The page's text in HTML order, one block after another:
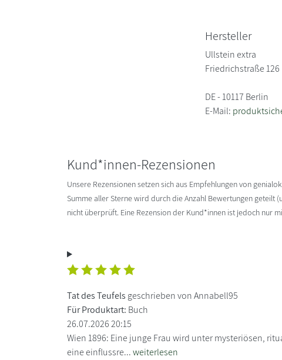
Hersteller
Ullstein extra
Friedrichstraße 126
DE - 10117 Berlin
E-Mail:
Kund*innen-Rezensionen
Unsere Rezensionen setzen sich aus Empfehlungen von
Summe aller Sterne wird durch die Anzahl Bewertungen geteilt
nicht überprüft. Eine Rezension der Kund*innen ist jedoch nur
Tat des Teufels geschrieben von Annabell95
Für Produktart: Buch
26.07.2026 20:15
Wien 1896: Eine junge Frau wird unter mysteriösen,
eine einflussre...weiterlesen